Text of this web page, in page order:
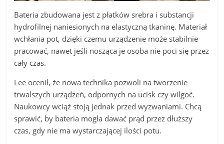
Bateria zbudowana jest z płatków srebra i substancji
hydrofilnej naniesionych na elastyczną tkaninę. Materiał
wchłania pot, dzięki czemu urządzenie może stabilnie
pracować, nawet jeśli nosząca je osoba nie poci się przez
cały czas.
Lee ocenił, że nowa technika pozwoli na tworzenie
trwalszych urządzeń, odpornych na ucisk czy wilgoć.
Naukowcy wciąż stoją jednak przed wyzwaniami. Chcą
sprawić, by bateria mogła dawać prąd przez dłuższy
czas, gdy nie ma wystarczającej ilości potu.